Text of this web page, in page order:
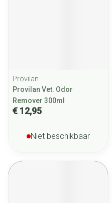
Provilan
Provilan Vet. Odor
Remover 300ml
€ 12,95
Niet beschikbaar